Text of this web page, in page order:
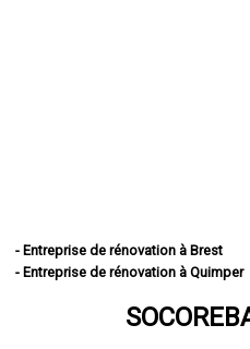
- Entreprise de rénovation à Brest
- Entreprise de rénovation à Quimper
- Entreprise de rénovation à Morlaix